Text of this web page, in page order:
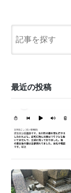
最近の投稿